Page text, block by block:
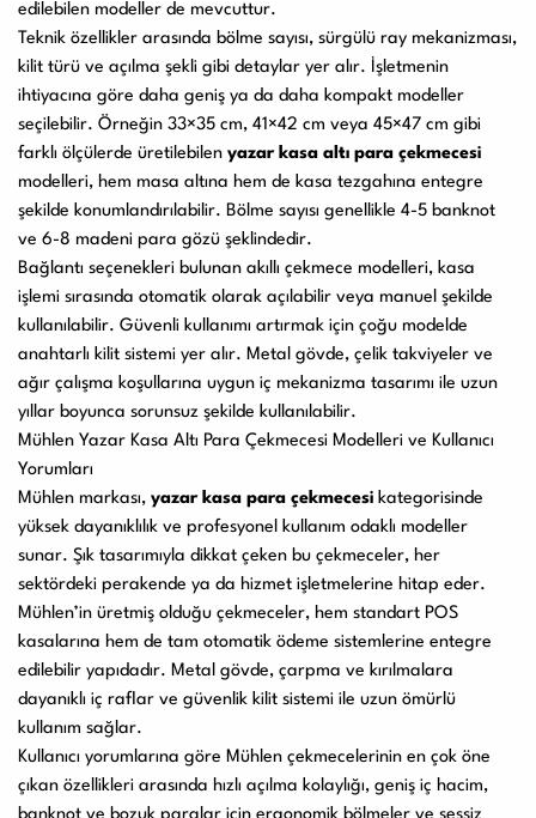
edilebilen modeller de mevcuttur.
Teknik özellikler arasında bölme sayısı, sürgülü ray mekanizması,
kilit türü ve açılma şekli gibi detaylar yer alır. İşletmenin
ihtiyacına göre daha geniş ya da daha kompakt modeller
seçilebilir. Örneğin 33×35 cm, 41×42 cm veya 45×47 cm gibi
farklı ölçülerde üretilebilen yazar kasa altı para çekmecesi
modelleri, hem masa altına hem de kasa tezgahına entegre
şekilde konumlandırılabilir. Bölme sayısı genellikle 4-5 banknot
ve 6-8 madeni para gözü şeklindedir.
Bağlantı seçenekleri bulunan akıllı çekmece modelleri, kasa
işlemi sırasında otomatik olarak açılabilir veya manuel şekilde
kullanılabilir. Güvenli kullanımı artırmak için çoğu modelde
anahtarlı kilit sistemi yer alır. Metal gövde, çelik takviyeler ve
ağır çalışma koşullarına uygun iç mekanizma tasarımı ile uzun
yıllar boyunca sorunsuz şekilde kullanılabilir.
Mühlen Yazar Kasa Altı Para Çekmecesi Modelleri ve Kullanıcı
Yorumları
Mühlen markası, yazar kasa para çekmecesi kategorisinde
yüksek dayanıklılık ve profesyonel kullanım odaklı modeller
sunar. Şık tasarımıyla dikkat çeken bu çekmeceler, her
sektördeki perakende ya da hizmet işletmelerine hitap eder.
Mühlen’in üretmiş olduğu çekmeceler, hem standart POS
kasalarına hem de tam otomatik ödeme sistemlerine entegre
edilebilir yapıdadır. Metal gövde, çarpma ve kırılmalara
dayanıklı iç raflar ve güvenlik kilit sistemi ile uzun ömürlü
kullanım sağlar.
Kullanıcı yorumlarına göre Mühlen çekmecelerinin en çok öne
çıkan özellikleri arasında hızlı açılma kolaylığı, geniş iç hacim,